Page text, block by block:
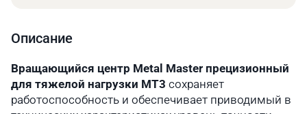
Описание
Вращающийся центр Metal Master прецизионный
для тяжелой нагрузки МТ3 сохраняет
работоспособность и обеспечивает приводимый в